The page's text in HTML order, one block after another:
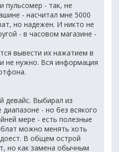
пульсомер - так, не
- насчитал мне 5000
но надежен. И никто не
- в часовом магазине -
вывести их нажатием в
не нужно. Вся информация
девайс. Выбирал из
- но без всякого
мере - есть полезные
можно менять хоть
В общем острой
но как замена обычным